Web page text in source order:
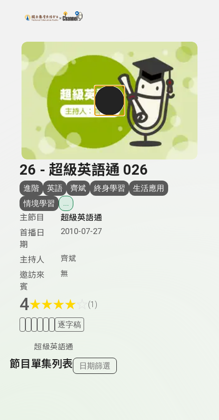
上方功能區塊
搜尋關鍵字：可輸入節目名稱、主持人或關鍵字
26 - 超級英語通 026
進階 英語 齊斌 終身學習
生活應用
情境學習
...
主節目
超級英語通
首播日
期
2010-07-27
主持人 齊斌
邀訪來
賓
無
4★★★★ (1)
逐字稿
超級英語通
節目單集列表 日期篩選